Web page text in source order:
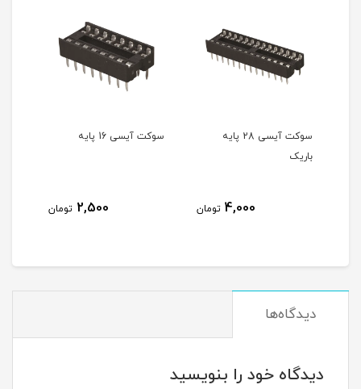
سوکت آیسی 16 پایه
2,500
سوکت آیسی 14 پایه
2,500
دیدگاه‌ها
دیدگاه خود را بنویسید